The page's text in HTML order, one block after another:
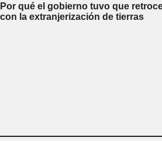
Por qué el gobierno tuvo que
con la extranjerización de tierras